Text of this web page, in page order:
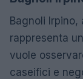
Bagnoli Irpino,
rappresenta
vuole
caseifici e